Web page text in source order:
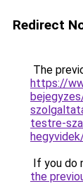
Redirect
The
https://
testre-
If you do
the